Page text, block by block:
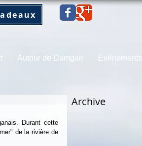
Autour de Damgan Evénements
Durant cette
de la rivière de
Archive